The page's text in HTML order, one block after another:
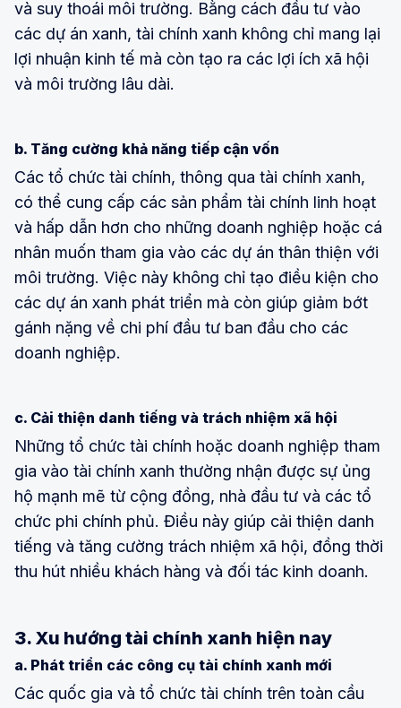
và suy thoái môi trường. Bằng cách đầu tư vào
các dự án xanh, tài chính xanh không chỉ mang lại
lợi nhuận kinh tế mà còn tạo ra các lợi ích xã hội
và môi trường lâu dài.
b. Tăng cường khả năng tiếp cận vốn
Các tổ chức tài chính, thông qua tài chính xanh,
có thể cung cấp các sản phẩm tài chính linh hoạt
và hấp dẫn hơn cho những doanh nghiệp hoặc cá
nhân muốn tham gia vào các dự án thân thiện với
môi trường. Việc này không chỉ tạo điều kiện cho
các dự án xanh phát triển mà còn giúp giảm bớt
gánh nặng về chi phí đầu tư ban đầu cho các
doanh nghiệp.
c. Cải thiện danh tiếng và trách nhiệm xã hội
Những tổ chức tài chính hoặc doanh nghiệp tham
gia vào tài chính xanh thường nhận được sự ủng
hộ mạnh mẽ từ cộng đồng, nhà đầu tư và các tổ
chức phi chính phủ. Điều này giúp cải thiện danh
tiếng và tăng cường trách nhiệm xã hội, đồng thời
thu hút nhiều khách hàng và đối tác kinh doanh.
3. Xu hướng tài chính xanh hiện nay
a. Phát triển các công cụ tài chính xanh mới
Các quốc gia và tổ chức tài chính trên toàn cầu